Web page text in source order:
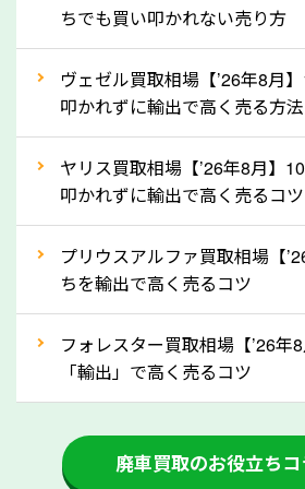
拒否となった車も価格がつく可能
ずに岡山県の「ソコカラ」にご相
でも高価買取が可能なケースは珍
はWebで簡単にできる無料査定を
実績」で確認できます。
⑤車内の簡単な清掃で買取
しばらく乗っていない車は、車内
が汚れていることも多いです。シ
す。車内の汚れは簡単な清掃だけ
多いため、査定前にチェックして
大きな汚れがない限り必要はあり
ちでも買い叩かれない売り方
ヴェゼル買取相場【’26年8月
叩かれずに輸出で高く売る方法
ヤリス買取相場【’26年8月】
叩かれずに輸出で高く売るコツ
プリウスアルファ買取相場【
ちを輸出で高く売るコツ
フォレスター買取相場【’26年
「輸出」で高く売るコツ
廃車買取のお役立ち